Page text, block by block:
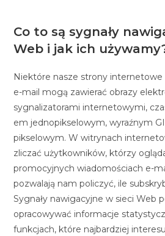
Co to są sygnały
Web i jak ich
Niektóre nasze strony
e-mail mogą zawierać obrazy
sygnalizatorami internetowymi,
em jednopikselowym, wyraźnym
pikselowym. W witrynach
zliczać użytkowników, którzy
promocyjnych wiadomościach e-
pozwalają nam policzyć, ile
Sygnały nawigacyjne w sieci Web
opracowywać informacje
funkcjach, które najbardziej